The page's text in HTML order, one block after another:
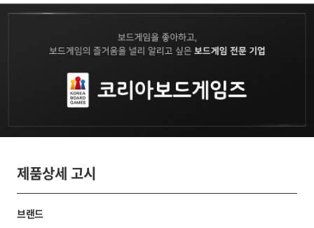
제품상세 고시
브랜드